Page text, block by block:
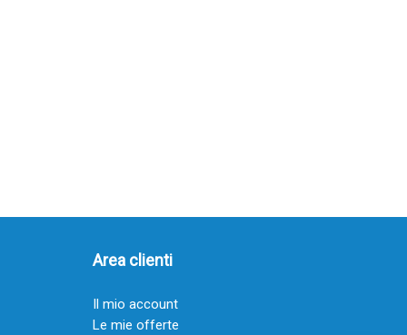
Area clienti
Il mio account
Le mie offerte